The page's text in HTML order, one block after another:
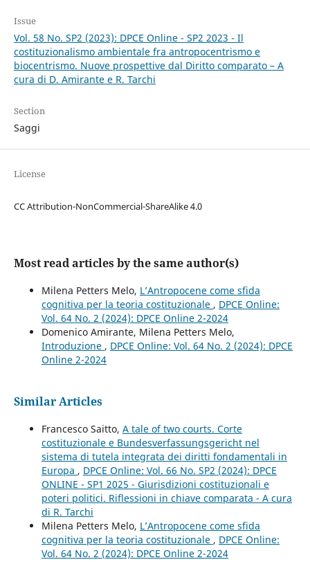
Issue
Vol. 58 No. SP2 (2023): DPCE Online - SP2 2023 - Il
costituzionalismo ambientale fra antropocentrismo e
biocentrismo. Nuove prospettive dal Diritto comparato – A
cura di D. Amirante e R. Tarchi
Section
Saggi
License
CC Attribution-NonCommercial-ShareAlike 4.0
Most read articles by the same author(s)
Milena Petters Melo, L’Antropocene come sfida
cognitiva per la teoria costituzionale , DPCE Online:
Vol. 64 No. 2 (2024): DPCE Online 2-2024
Domenico Amirante, Milena Petters Melo,
Introduzione , DPCE Online: Vol. 64 No. 2 (2024): DPCE
Online 2-2024
Similar Articles
Francesco Saitto, A tale of two courts. Corte
costituzionale e Bundesverfassungsgericht nel
sistema di tutela integrata dei diritti fondamentali in
Europa , DPCE Online: Vol. 66 No. SP2 (2024): DPCE
ONLINE - SP1 2025 - Giurisdizioni costituzionali e
poteri politici. Riflessioni in chiave comparata - A cura
di R. Tarchi
Milena Petters Melo, L’Antropocene come sfida
cognitiva per la teoria costituzionale , DPCE Online:
Vol. 64 No. 2 (2024): DPCE Online 2-2024